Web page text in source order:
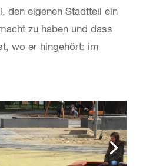
den eigenen Stadtteil ein
zu haben und dass
wo er hingehört: im